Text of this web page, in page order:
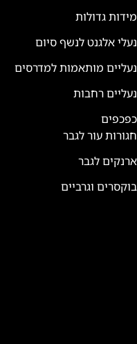
מידות גדולות
נעלי אלגנט לנשף סיום
נעליים מותאמות למדרסים
נעליים רחבות
כפכפים
חגורות עור לגבר
ארנקים לגבר
בוקסרים וגרביים